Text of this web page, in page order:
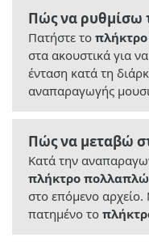
Πώς να ρυθμίσω
Πατήστε το
στα ακουστικά για
ένταση κατά τη
αναπαραγωγής
Πώς να μεταβώ
Κατά την
πλήκτρο
στο επόμενο αρχείο.
πατημένο το